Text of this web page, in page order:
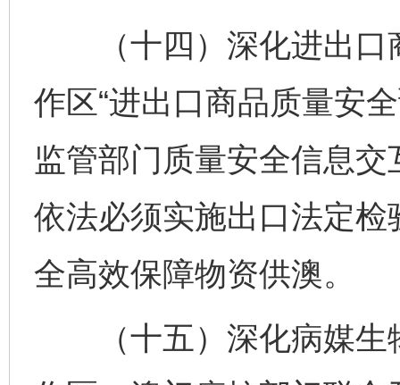
（十四）深化进出口
作区“进出口商品质量安
监管部门质量安全信息
依法必须实施出口法定
全高效保障物资供澳。
（十五）深化病媒生